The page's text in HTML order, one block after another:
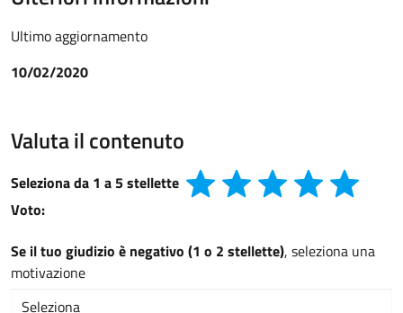
Ultimo aggiornamento
10/02/2020
Valuta il contenuto
Seleziona da 1 a 5 stellette
Voto:
Se il tuo giudizio è negativo (1 o 2 stellette), seleziona una
motivazione